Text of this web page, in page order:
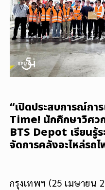
“เปิดประสบการณ์กา
Time! นักศึกษาวิศว
BTS Depot เรียนรู้
จัดการคลังอะไหล่รถ
กรุงเทพฯ (25 เมษายน